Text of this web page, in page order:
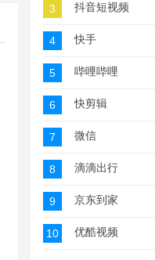
3 抖音短视频
4 快手
5 哔哩哔哩
6 快剪辑
7 微信
8 滴滴出行
9 京东到家
10 优酷视频